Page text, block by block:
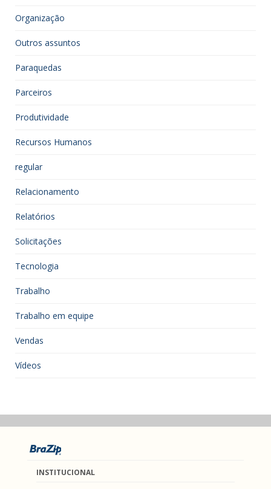
Organização
Outros assuntos
Paraquedas
Parceiros
Produtividade
Recursos Humanos
regular
Relacionamento
Relatórios
Solicitações
Tecnologia
Trabalho
Trabalho em equipe
Vendas
Vídeos
INSTITUCIONAL